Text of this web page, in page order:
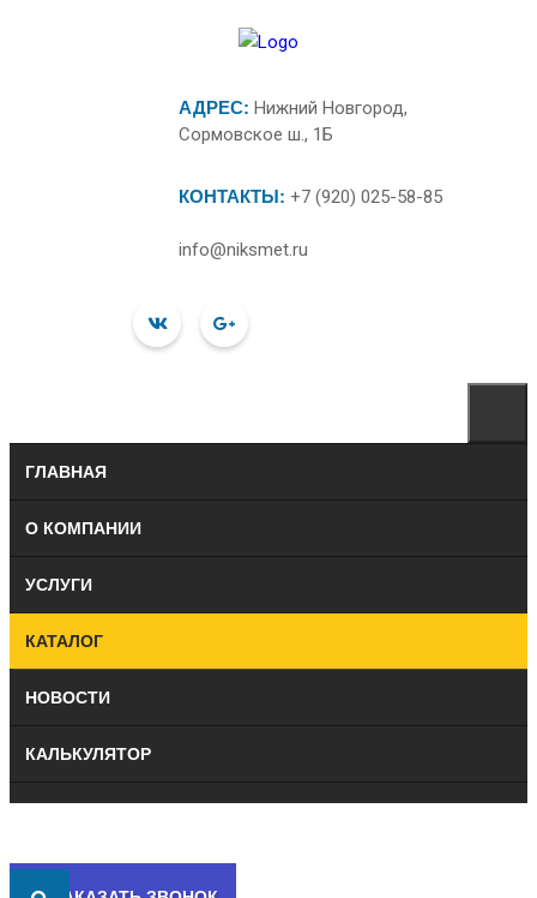
АДРЕС: Нижний Новгород,
Сормовское ш., 1Б
КОНТАКТЫ: +7 (920) 025-58-85
info@niksmet.ru
ГЛАВНАЯ
О КОМПАНИИ
УСЛУГИ
КАТАЛОГ
НОВОСТИ
КАЛЬКУЛЯТОР